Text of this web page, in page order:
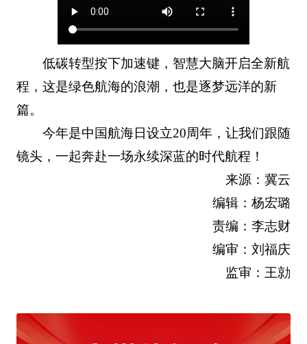
低碳转型按下加速键，智慧大脑开启全新航
程，这是绿色航海的浪潮，也是逐梦远洋的新
篇。
今年是中国航海日设立20周年，让我们跟随
镜头，一起奔赴一场永续深蓝的时代航程！
来源：冀云
编辑：杨宏璐
责编：李志财
编审：刘福庆
监审：王勍